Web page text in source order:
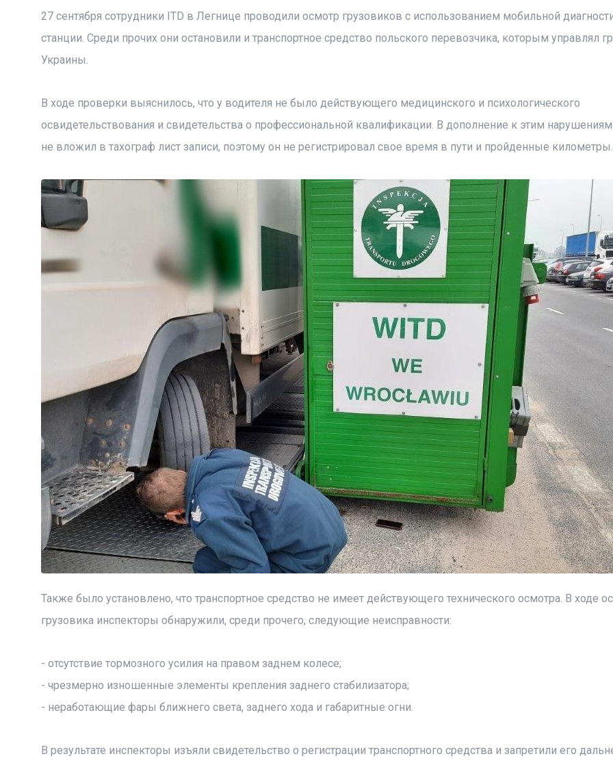
27 сентября сотрудники ITD в Легнице проводили осмотр грузовиков с использованием мобильной
станции. Среди прочих они остановили и транспортное средство польского перевозчика, которым управлял
Украины.
В ходе проверки выяснилось, что у водителя не было действующего медицинского и психологического
освидетельствования и свидетельства о профессиональной квалификации. В дополнение к этим
не вложил в тахограф лист записи, поэтому он не регистрировал свое время в пути и пройденные километры.
Также было установлено, что транспортное средство не имеет действующего технического осмотра. В ходе
грузовика инспекторы обнаружили, среди прочего, следующие неисправности:
- отсутствие тормозного усилия на правом заднем колесе;
- чрезмерно изношенные элементы крепления заднего стабилизатора;
- неработающие фары ближнего света, заднего хода и габаритные огни.
В результате инспекторы изъяли свидетельство о регистрации транспортного средства и запретили его